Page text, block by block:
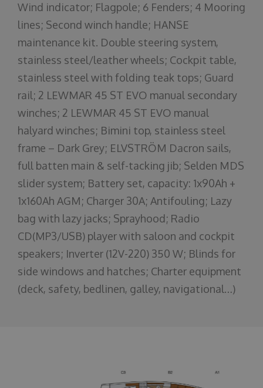
Wind indicator; Flagpole; 6 Fenders; 4 Mooring
lines; Second winch handle; HANSE
maintenance kit. Double steering system,
stainless steel/leather wheels; Cockpit table,
stainless steel with folding teak tops; Guard
rail; 2 LEWMAR 45 ST EVO manual secondary
winches; 2 LEWMAR 45 ST EVO manual
halyard winches; Bimini top, stainless steel
frame – Dark Grey; ELVSTRÖM Dacron sails,
full batten main & self-tacking jib; Selden MDS
slider system; Battery set, capacity: 1x90Ah +
1x160Ah AGM; Charger 30A; Antifouling; Lazy
bag with lazy jacks; Sprayhood; Radio
CD(MP3/USB) player with saloon and cockpit
speakers; Inverter (12V-220) 350 W; Blinds for
side windows and hatches; Charter equipment
(deck, safety, bedlinen, galley, navigational…)